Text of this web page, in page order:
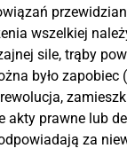
wszelkiej
sile, trąby
było
prawne lub
za